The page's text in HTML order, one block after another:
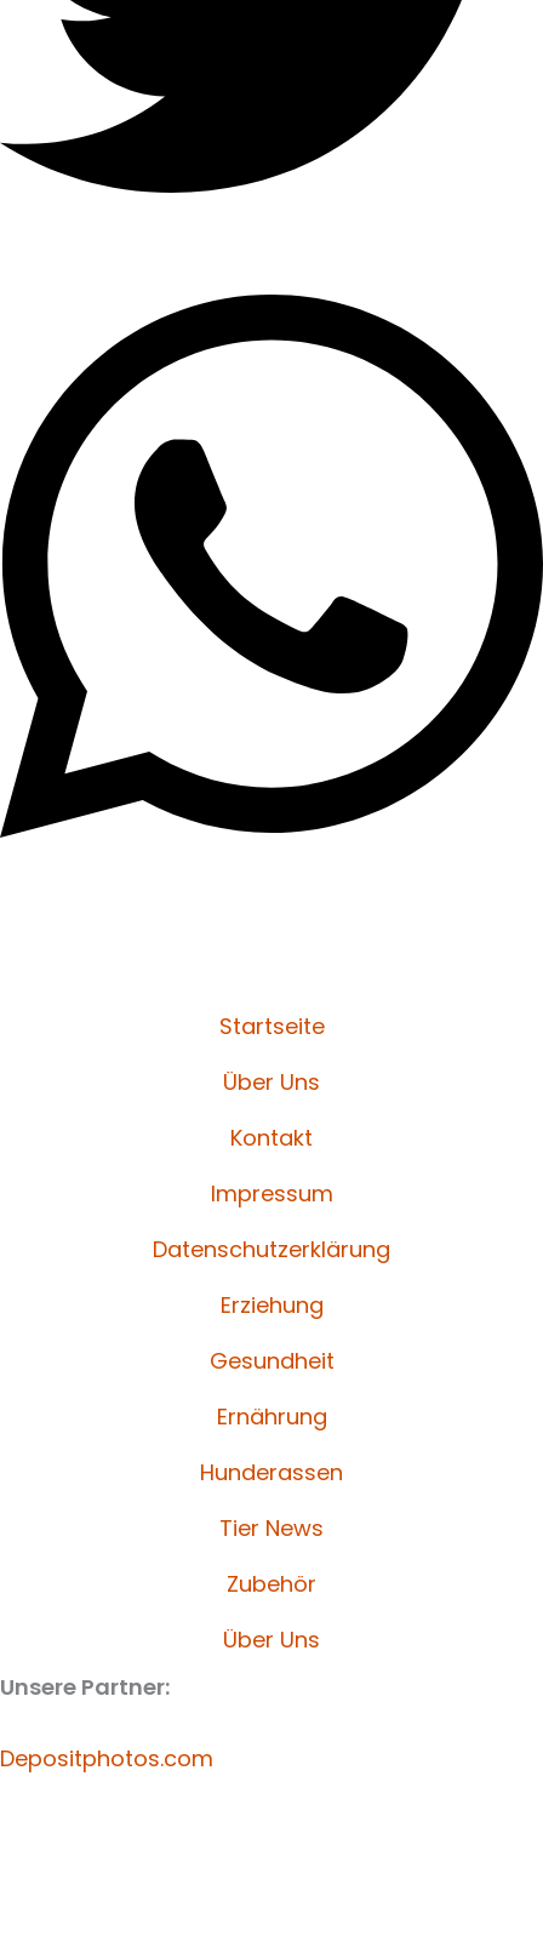
Startseite
Über Uns
Kontakt
Impressum
Datenschutzerklärung
Erziehung
Gesundheit
Ernährung
Hunderassen
Tier News
Zubehör
Über Uns
Unsere Partner:
Depositphotos.com